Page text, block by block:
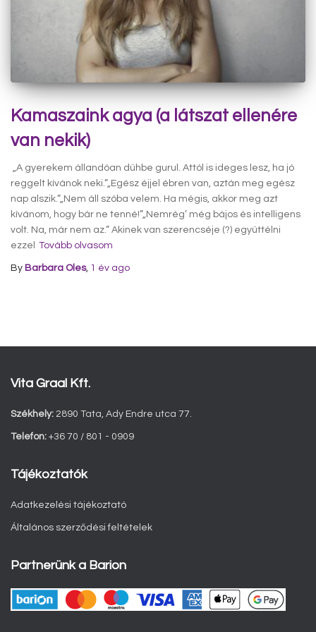
Kamaszaink agya (a látszat ellenére
van nekik)
„A gyerekem állandóan dühbe gurul. Attól is ideges lesz, ha jó
reggelt kívánok neki.”„Egész éjjel ébren van, aztán meg egész
nap alszik.”„Nem áll szóba velem. Ha mégis, akkor meg azt
kívánom, hogy bár ne tenné!”„Nemrég’ még bájos és intelligens
volt. Na, már nem az.” Akinek van szerencséje (?) együttélni
ezzel
Tovább olvasom
By Barbara Oles, 1 év ago
Vita Graal Kft.
Székhely: 2890 Tata, Ady Endre utca 77.
Telefon: +36 70 / 801 - 0909
Tájékoztatók
Adatkezelési tájékoztató
Általános szerződési feltételek
Partnerünk a Barion